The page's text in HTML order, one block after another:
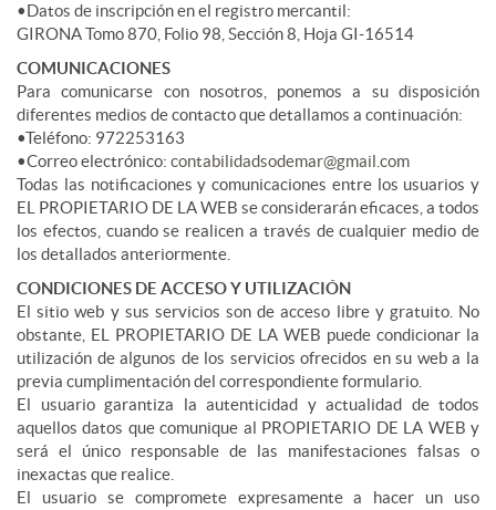
•Datos de inscripción en el registro mercantil:
GIRONA Tomo 870, Folio 98, Sección 8, Hoja GI-16514
COMUNICACIONES
Para comunicarse con nosotros, ponemos a su disposición
diferentes medios de contacto que detallamos a continuación:
•Teléfono: 972253163
•Correo electrónico: contabilidadsodemar@gmail.com
Todas las notificaciones y comunicaciones entre los usuarios y
EL PROPIETARIO DE LA WEB se considerarán eficaces, a todos
los efectos, cuando se realicen a través de cualquier medio de
los detallados anteriormente.
CONDICIONES DE ACCESO Y UTILIZACIÓN
El sitio web y sus servicios son de acceso libre y gratuito. No
obstante, EL PROPIETARIO DE LA WEB puede condicionar la
utilización de algunos de los servicios ofrecidos en su web a la
previa cumplimentación del correspondiente formulario.
El usuario garantiza la autenticidad y actualidad de todos
aquellos datos que comunique al PROPIETARIO DE LA WEB y
será el único responsable de las manifestaciones falsas o
inexactas que realice.
El usuario se compromete expresamente a hacer un uso